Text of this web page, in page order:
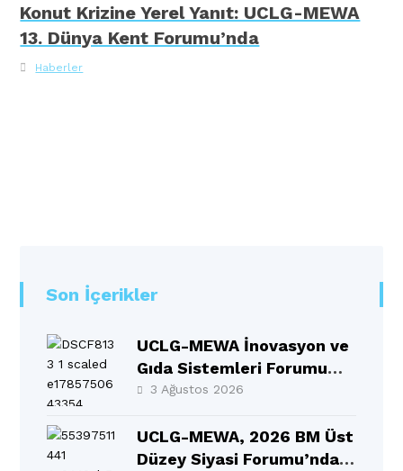
Konut Krizine Yerel Yanıt: UCLG-MEWA
13. Dünya Kent Forumu’nda
Haberler
Son İçerikler
UCLG-MEWA İnovasyon ve
Gıda Sistemleri Forumu
Selçuklu’da Gerçekleşti
3 Ağustos 2026
UCLG-MEWA, 2026 BM Üst
Düzey Siyasi Forumu’nda